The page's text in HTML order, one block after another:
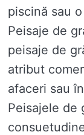
piscină sau
Peisaje de
peisaje de
atribut
afaceri sau
Peisajele de